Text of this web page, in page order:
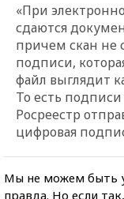
«При
сдаются
причем скан не
подписи,
файл выглядит
То есть
Росреестр
цифровая
Мы не можем быть
правда. Но если